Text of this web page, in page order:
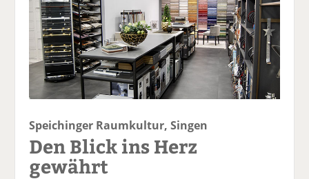
Speichinger Raumkultur, Singen
Den Blick ins Herz
gewährt